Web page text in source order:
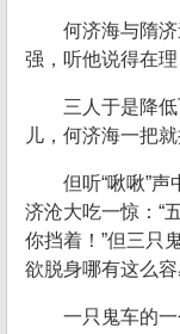
何济海与隋
强，听他说得在理
三人于是降
儿，何济海一把
但听“啾啾”
济沧大吃一惊：“
你挡着！”但三只
欲脱身哪有这么容
一只鬼车的